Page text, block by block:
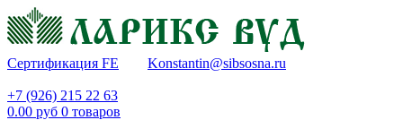
Сертификация FE Konstantin@sibsosna.ru
+7 (926) 215 22 63
0.00 руб 0 товаров